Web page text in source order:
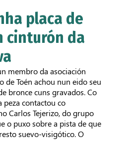
placa de
cinturón da
membro da asociación
de Toén achou nun eido seu
bronce cuns gravados. Co
peza contactou co
Carlos Tejerizo, do grupo
o puxo sobre a pista de que
suevo-visigótico. O